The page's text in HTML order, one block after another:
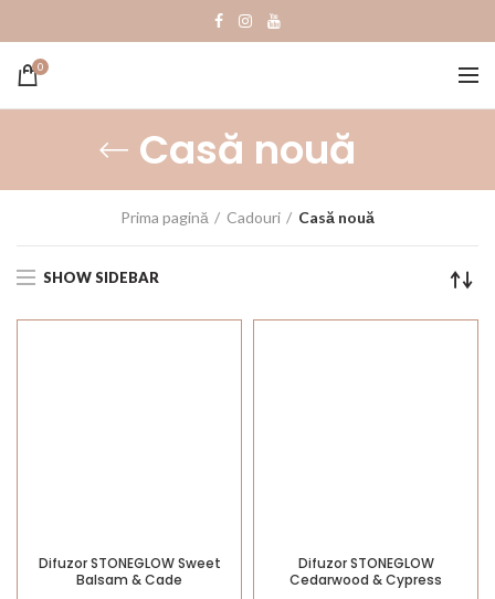
0
Casă nouă
Prima pagină Cadouri Casă nouă
SHOW SIDEBAR
Difuzor STONEGLOW Sweet
Balsam & Cade
Difuzor STONEGLOW
Cedarwood & Cypress